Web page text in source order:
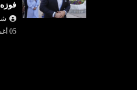
فوزه
05 أغسطس 2026
2026
عقيلة
الإدارية»